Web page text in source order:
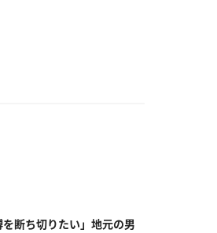
を断ち切りたい」地元の男